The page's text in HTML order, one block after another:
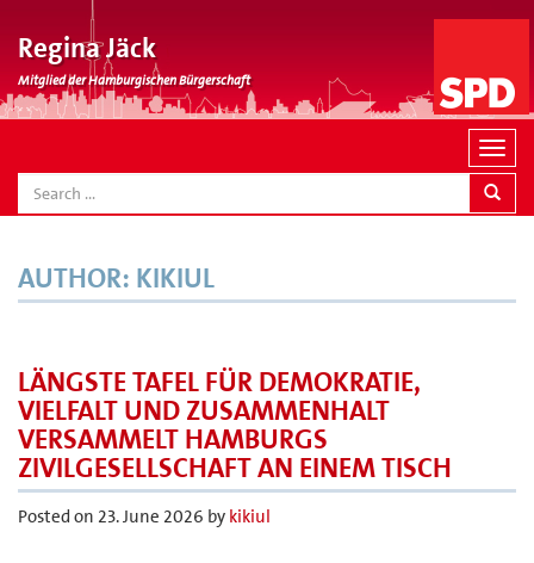
Regina Jäck
Mitglied der Hamburgischen Bürgerschaft
N
a
v
SEARCH
AUTHOR: KIKIUL
LÄNGSTE TAFEL FÜR DEMOKRATIE,
VIELFALT UND ZUSAMMENHALT
VERSAMMELT HAMBURGS
ZIVILGESELLSCHAFT AN EINEM TISCH
Posted on 23. June 2026 by kikiul